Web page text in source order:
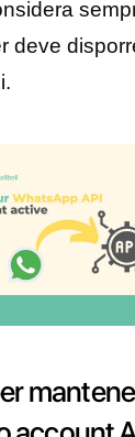
che il
di
tra 2 e 48